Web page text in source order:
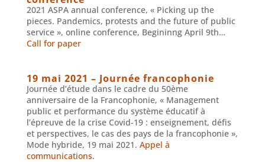
2021 ASPA annual conference, « Picking up the
pieces. Pandemics, protests and the future of public
service », online conference, Begininng April 9th…
Call for paper
19 mai 2021 – Journée francophonie
Journée d’étude dans le cadre du 50ème
anniversaire de la Francophonie, « Management
public et performance du système éducatif à
l’épreuve de la crise Covid-19 : enseignement, défis
et perspectives, le cas des pays de la francophonie »,
Mode hybride, 19 mai 2021. Appel à
communications.